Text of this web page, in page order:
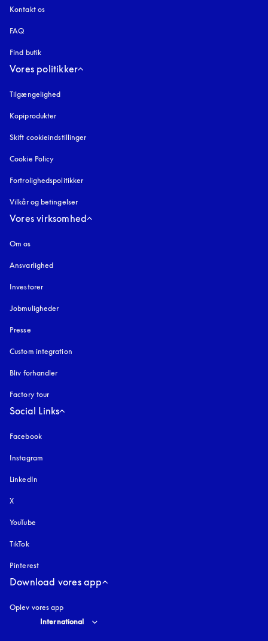
Kontakt os
FAQ
Find butik
Vores politikker
Tilgængelighed
Kopiprodukter
Skift cookieindstillinger
Cookie Policy
Fortrolighedspolitikker
Vilkår og betingelser
Vores virksomhed
Om os
Ansvarlighed
Investorer
Jobmuligheder
Presse
Custom integration
Bliv forhandler
Factory tour
Social Links
Facebook
Instagram
LinkedIn
X
YouTube
TikTok
Pinterest
Download vores app
Oplev vores app
Select country and language
International